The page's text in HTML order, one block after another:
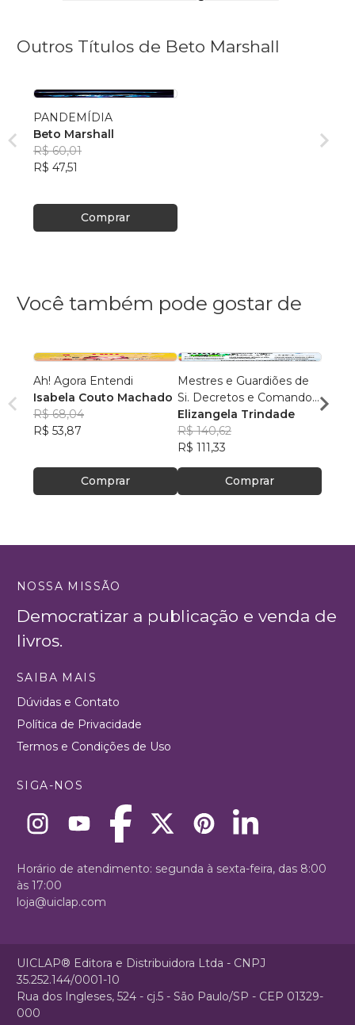
Outros Títulos de Beto Marshall
PANDEMÍDIA
Beto Marshall
R$ 60,01
R$ 47,51
Comprar
Você também pode gostar de
Ah! Agora Entendi
Isabela Couto Machado
R$ 68,04
R$ 53,87
Comprar
Mestres e Guardiões de
Si. Decretos e Comandos.
Vol.01
Elizangela Trindade
R$ 140,62
R$ 111,33
Comprar
NOSSA MISSÃO
Democratizar a publicação e venda de
livros.
SAIBA MAIS
Dúvidas e Contato
Política de Privacidade
Termos e Condições de Uso
SIGA-NOS
Horário de atendimento: segunda à sexta-feira, das 8:00
às 17:00
loja@uiclap.com
UICLAP® Editora e Distribuidora Ltda - CNPJ
35.252.144/0001-10
Rua dos Ingleses, 524 - cj.5 - São Paulo/SP - CEP 01329-
000